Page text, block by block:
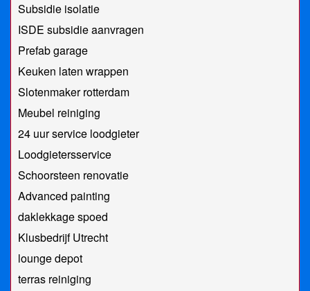
Subsidie isolatie
ISDE subsidie aanvragen
Prefab garage
Keuken laten wrappen
Slotenmaker rotterdam
Meubel reiniging
24 uur service loodgieter
Loodgietersservice
Schoorsteen renovatie
Advanced painting
daklekkage spoed
Klusbedrijf Utrecht
lounge depot
terras reiniging